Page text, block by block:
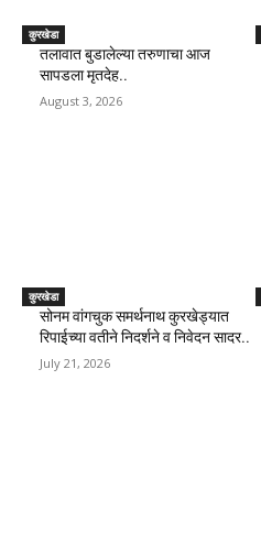
कुरखेडा
तलावात बुडालेल्या तरुणाचा आज
सापडला मृतदेह..
August 3, 2026
कुरखेडा
सोनम वांगचुक समर्थनाथ कुरखेड्यात
रिपाईच्या वतीने निदर्शने व निवेदन सादर..
July 21, 2026